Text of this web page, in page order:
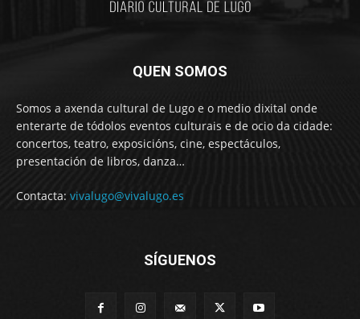
QUEN SOMOS
Somos a axenda cultural de Lugo e o medio dixital onde
enterarte de tódolos eventos culturais e de ocio da cidade:
concertos, teatro, exposicións, cine, espectáculos,
presentación de libros, danza…
Contacta: vivalugo@vivalugo.es
SÍGUENOS